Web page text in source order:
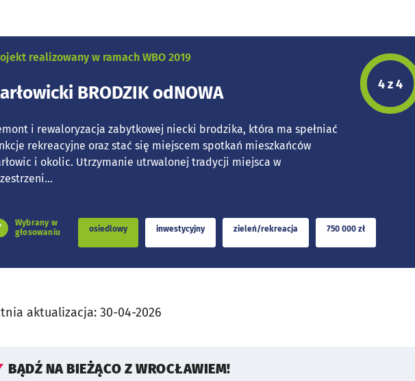
realizowany w ramach WBO 2019
BRODZIK odNOWA
i rewaloryzacja zabytkowej niecki brodzika, która ma spełniać
rekreacyjne oraz stać się miejscem spotkań mieszkańców
i okolic. Utrzymanie utrwalonej tradycji miejsca w
Etap
4 z 4
Wybrany w
głosowaniu
osiedlowy inwestycyjny zieleń/rekreacja 750 000 zł
aktualizacja: 30-04-2026
BĄDŹ NA BIEŻĄCO Z WROCŁAWIEM!